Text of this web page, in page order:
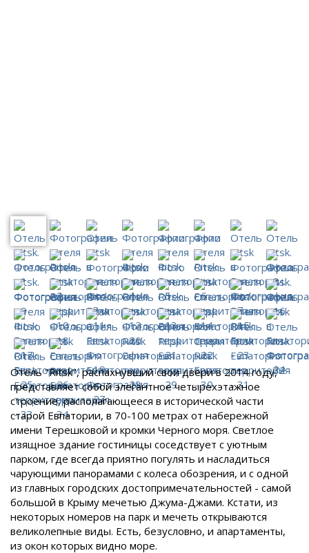
Отель "Ritsk", распахнувший свои двери в 2014 году,
представляет собой элегантное четырехэтажное
строение, располагающееся в исторической части
старой Евпатории, в 70-100 метрах от набережной
имени Терешковой и кромки Черного моря. Светлое
изящное здание гостиницы соседствует с уютным
парком, где всегда приятно погулять и насладиться
чарующими панорамами с колеса обозрения, и с одной
из главных городских достопримечательностей - самой
большой в Крыму мечетью Джума-Джами. Кстати, из
некоторых номеров на парк и мечеть открываются
великолепные виды. Есть, безусловно, и апартаменты,
из окон которых видно море.